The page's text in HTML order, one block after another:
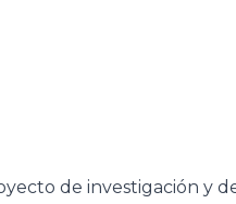
de investigación y